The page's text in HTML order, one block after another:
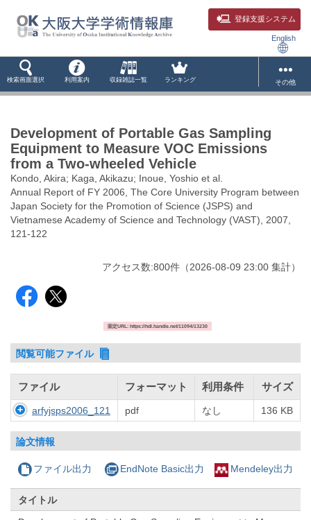
登録支援システム
English
検索画面選択 利用案内 収録雑誌一覧 ランキング その他
Development of Portable Gas Sampling
Equipment to Measure VOC Emissions
from a Two-wheeled Vehicle
Kondo, Akira; Kaga, Akikazu; Inoue, Yoshio et al.
Annual Report of FY 2006, The Core University Program between
Japan Society for the Promotion of Science (JSPS) and
Vietnamese Academy of Science and Technology (VAST), 2007,
121-122
アクセス数:800件 （2026-08-09 23:00 集計）
固定URL: https://hdl.handle.net/11094/13230
閲覧可能ファイル
ファイル フォーマット 利用条件 サイズ
arfyjsps2006_121 pdf なし 136 KB
論文情報
ファイル出力 EndNote Basic出力 Mendeley出力
タイトル